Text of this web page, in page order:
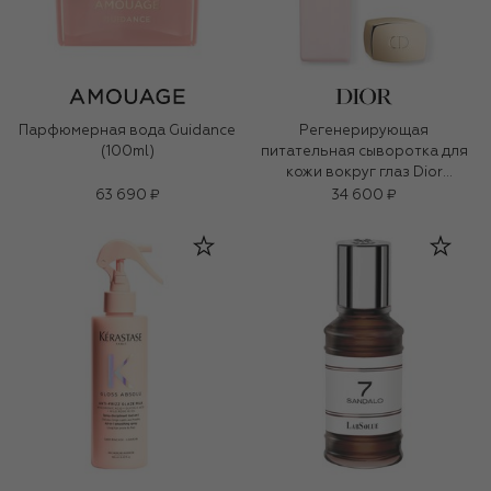
Парфюмерная вода Guidance
(100ml)
63 690 ₽
Регенерирующая
питательная сыворотка для
кожи вокруг глаз Dior
Prestige (20ml)
34 600 ₽